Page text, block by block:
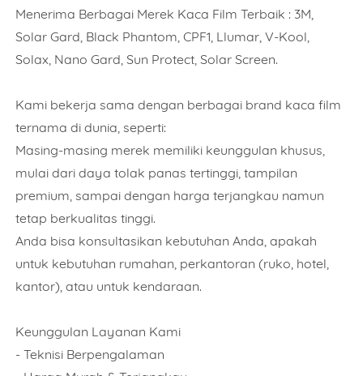
Menerima Berbagai Merek Kaca Film Terbaik : 3M,
Solar Gard, Black Phantom, CPF1, Llumar, V-Kool,
Solax, Nano Gard, Sun Protect, Solar Screen.
Kami bekerja sama dengan berbagai brand kaca film
ternama di dunia, seperti:
Masing-masing merek memiliki keunggulan khusus,
mulai dari daya tolak panas tertinggi, tampilan
premium, sampai dengan harga terjangkau namun
tetap berkualitas tinggi.
Anda bisa konsultasikan kebutuhan Anda, apakah
untuk kebutuhan rumahan, perkantoran (ruko, hotel,
kantor), atau untuk kendaraan.
Keunggulan Layanan Kami
- Teknisi Berpengalaman